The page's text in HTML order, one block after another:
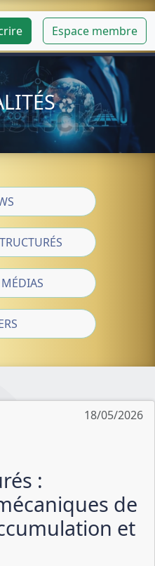
Espace membre
18/05/2026
:
de
et